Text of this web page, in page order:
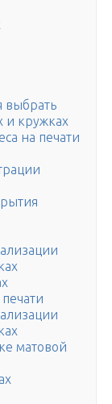
выбрать
и кружках
на печати
матовой